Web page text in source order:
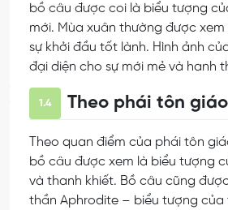
bồ câu được coi là biểu tượng
mới. Mùa xuân thường được
sự khởi đầu tốt lành. Hình ảnh
đại diện cho sự mới mẻ và hanh
1.4 Theo phái tôn
Theo quan điểm của phái tôn
bồ câu được xem là biểu tượng
và thanh khiết. Bồ câu cũng
thần Aphrodite – biểu tượng của